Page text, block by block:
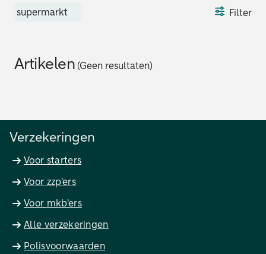
supermarkt Filter
Artikelen (Geen resultaten)
Verzekeringen
Voor starters
Voor zzp'ers
Voor mkb'ers
Alle verzekeringen
Polisvoorwaarden